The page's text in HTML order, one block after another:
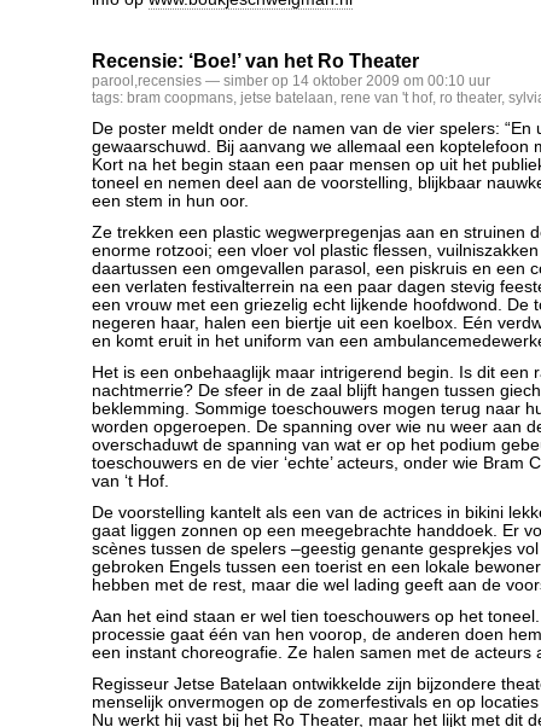
Recensie: ‘Boe!’ van het Ro Theater
parool ,recensies — simber op 14 oktober 2009 om 00:10 uur
tags: bram coopmans, jetse batelaan, rene van 't hof, ro theater,
De poster meldt onder de namen van de vier spelers: “En
gewaarschuwd. Bij aanvang we allemaal een koptelefoon
Kort na het begin staan een paar mensen op uit het
toneel en nemen deel aan de voorstelling, blijkbaar
een stem in hun oor.
Ze trekken een plastic wegwerpregenjas aan en struinen
enorme rotzooi; een vloer vol plastic flessen,
daartussen een omgevallen parasol, een piskruis en een
een verlaten festivalterrein na een paar dagen stevig
een vrouw met een griezelig echt lijkende hoofdwond. De
negeren haar, halen een biertje uit een koelbox. Eén
en komt eruit in het uniform van een
Het is een onbehaaglijk maar intrigerend begin. Is dit een
nachtmerrie? De sfeer in de zaal blijft hangen tussen
beklemming. Sommige toeschouwers mogen terug naar
worden opgeroepen. De spanning over wie nu weer aan
overschaduwt de spanning van wat er op het podium
toeschouwers en de vier ‘echte’ acteurs, onder wie Bram
van ‘t Hof.
De voorstelling kantelt als een van de actrices in bikini
gaat liggen zonnen op een meegebrachte handdoek. Er
scènes tussen de spelers –geestig genante gesprekjes
gebroken Engels tussen een toerist en een lokale
hebben met de rest, maar die wel lading geeft aan de
Aan het eind staan er wel tien toeschouwers op het
processie gaat één van hen voorop, de anderen doen
een instant choreografie. Ze halen samen met de acteurs
Regisseur Jetse Batelaan ontwikkelde zijn bijzondere
menselijk onvermogen op de zomerfestivals en op
Nu werkt hij vast bij het Ro Theater, maar het lijkt met dit